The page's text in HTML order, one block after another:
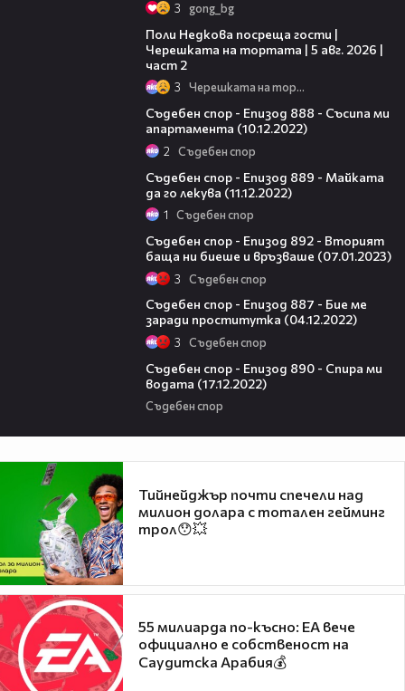
3 gong_bg
Поли Недкова посреща гости |
Черешката на тортата | 5 авг. 2026 |
част 2
3 Черешката на тортата
Съдебен спор - Епизод 888 - Съсипа ми
апартамента (10.12.2022)
2 Съдебен спор
Съдебен спор - Епизод 889 - Майката
да го лекува (11.12.2022)
1 Съдебен спор
Съдебен спор - Епизод 892 - Вторият
баща ни биеше и връзваше (07.01.2023)
3 Съдебен спор
Съдебен спор - Епизод 887 - Бие ме
заради проститутка (04.12.2022)
3 Съдебен спор
Съдебен спор - Епизод 890 - Спира ми
водата (17.12.2022)
Съдебен спор
Тийнейджър почти спечели над
милион долара с тотален гейминг
трол😯💥
55 милиарда по-късно: EA вече
официално е собственост на
Саудитска Арабия💰